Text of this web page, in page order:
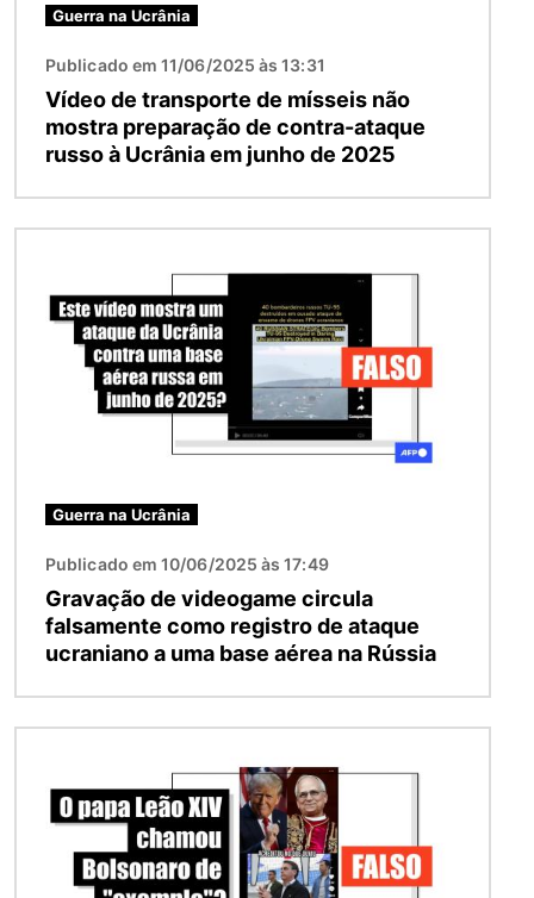
Guerra na Ucrânia
Publicado em 11/06/2025 às 13:31
Vídeo de transporte de mísseis não
mostra preparação de contra-ataque
russo à Ucrânia em junho de 2025
Guerra na Ucrânia
Publicado em 10/06/2025 às 17:49
Gravação de videogame circula
falsamente como registro de ataque
ucraniano a uma base aérea na Rússia